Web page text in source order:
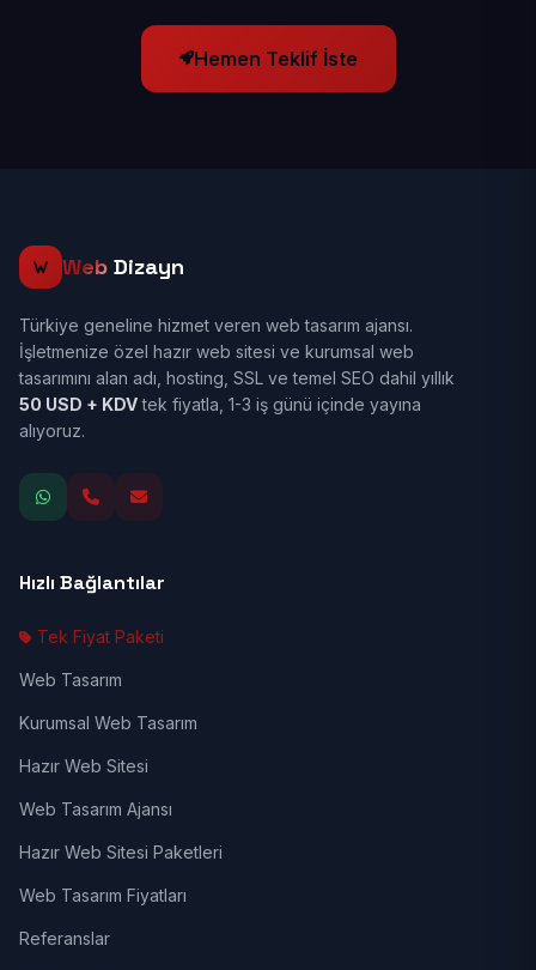
Hemen Teklif İste
Web Dizayn
Türkiye geneline hizmet veren web tasarım ajansı.
İşletmenize özel hazır web sitesi ve kurumsal web
tasarımını alan adı, hosting, SSL ve temel SEO dahil yıllık
50 USD + KDVtek fiyatla, 1-3 iş günü içinde yayına
alıyoruz.
Hızlı Bağlantılar
Tek Fiyat Paketi
Web Tasarım
Kurumsal Web Tasarım
Hazır Web Sitesi
Web Tasarım Ajansı
Hazır Web Sitesi Paketleri
Web Tasarım Fiyatları
Referanslar